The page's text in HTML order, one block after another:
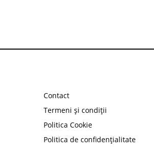
Contact
Termeni și condiții
Politica Cookie
Politica de confidențialitate